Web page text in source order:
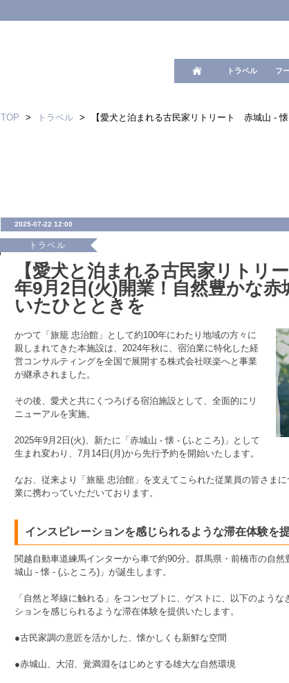
トラベル フ
TOP > トラベル > 【愛犬と泊まれる古民家リトリート 赤城山 -
2025-07-22 12:00
トラベル
【愛犬と泊まれる古民家リトリ
年9月2日(火)開業！自然豊かな
いたひとときを
かつて「旅籠 忠治館」として約100年にわたり地域の方々に
親しまれてきた本施設は、2024年秋に、宿泊業に特化した経
営コンサルティングを全国で展開する株式会社咲楽へと事業
が継承されました。
その後、愛犬と共にくつろげる宿泊施設として、全面的にリ
ニューアルを実施。
2025年9月2日(火)、新たに「赤城山 - 懐 - (ふところ)」として
生まれ変わり、7月14日(月)から先行予約を開始いたします。
なお、従来より「旅籠 忠治館」を支えてこられた従業員の皆さま
業に携わっていただいております。
インスピレーションを感じられるような滞在体験を
関越自動車道練馬インターから車で約90分。群馬県・前橋市の自
城山 - 懐 - (ふところ)」が誕生します。
「自然と琴線に触れる」をコンセプトに、ゲストに、以下のよう
ションを感じられるような滞在体験を提供いたします。
●古民家調の意匠を活かした、懐かしくも新鮮な空間
●赤城山、大沼、覚満淵をはじめとする雄大な自然環境